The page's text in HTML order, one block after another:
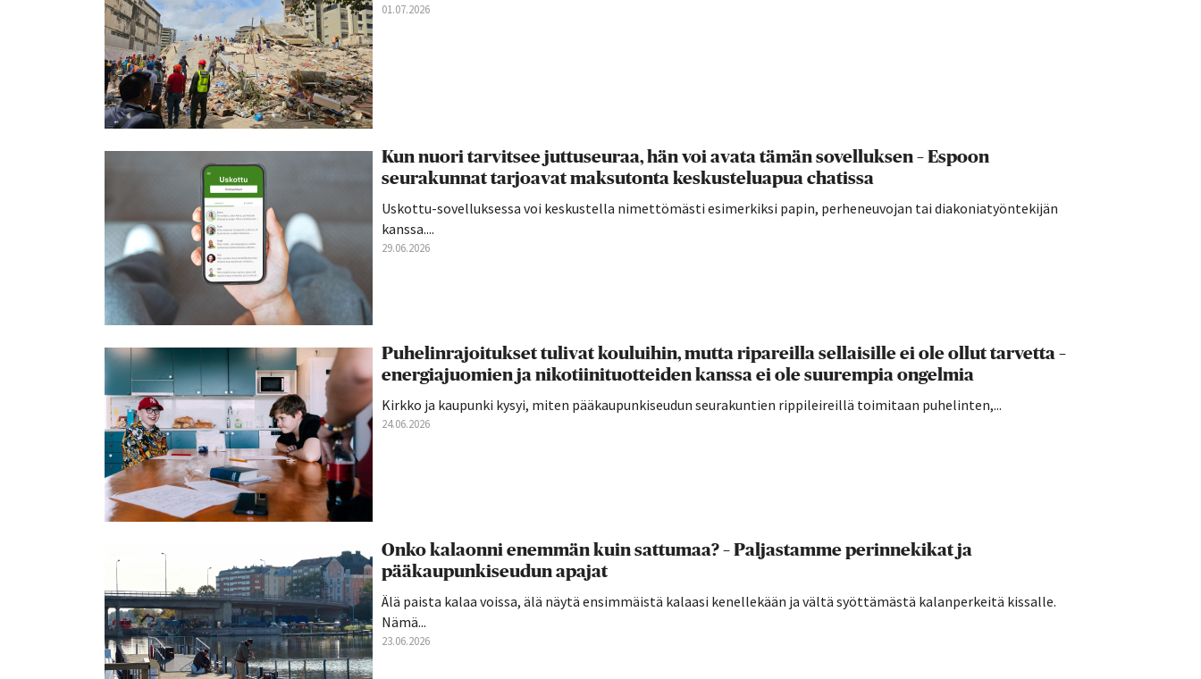
01.07.2026
Kun nuori tarvitsee juttuseuraa, hän voi avata tämän sovelluksen – Espoon
seurakunnat tarjoavat maksutonta keskusteluapua chatissa
Uskottu-sovelluksessa voi keskustella nimettömästi esimerkiksi papin, perheneuvojan tai diakoniatyöntekijän
kanssa....
29.06.2026
Puhelinrajoitukset tulivat kouluihin, mutta ripareilla sellaisille ei ole ollut tarvetta –
energiajuomien ja nikotiinituotteiden kanssa ei ole suurempia ongelmia
Kirkko ja kaupunki kysyi, miten pääkaupunkiseudun seurakuntien rippileireillä toimitaan puhelinten,...
24.06.2026
Onko kalaonni enemmän kuin sattumaa? – Paljastamme perinnekikat ja
pääkaupunkiseudun apajat
Älä paista kalaa voissa, älä näytä ensimmäistä kalaasi kenellekään ja vältä syöttämästä kalanperkeitä kissalle.
Nämä...
23.06.2026